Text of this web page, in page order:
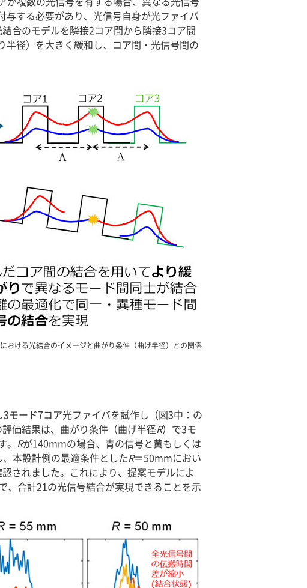
する必要があり、光信号自身が光ファイバ
合のモデルを隣接2コア間から隣接3コア間
径）を大きく緩和し、コア間・光信号間の
おける光結合のイメージと曲がり条件（曲げ半径）との関係
モード7コア光ファイバを試作し（図3中：の
価結果は、曲がり条件（曲げ半径R）で3モ
Rが140mmの場合、青の信号と黄もしくは
本設計例の最適条件としたR＝50mmにおい
されました。これにより、提案モデルによ
合計21の光信号結合が実現できることを示